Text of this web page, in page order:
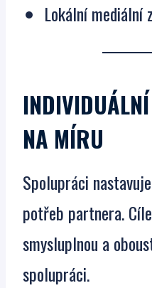
Lokální mediální
NA MÍRU
Spolupráci
potřeb partnera.
smysluplnou a
spolupráci.